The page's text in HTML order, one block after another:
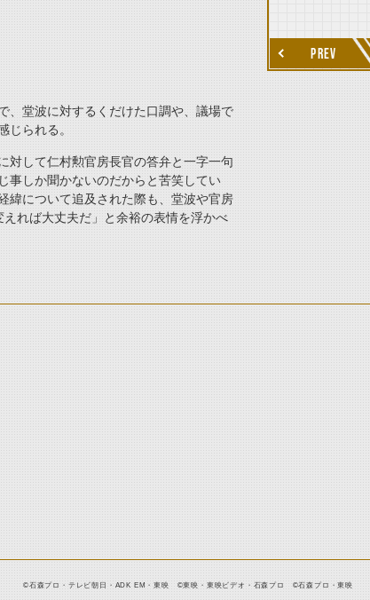
、堂波に対するくだけた口調や、議場で
じられる。
対して仁村勲官房長官の答弁と一字一句
事しか聞かないのだからと苦笑してい
緯について追及された際も、堂波や官房
れば大丈夫だ」と余裕の表情を浮かべ
PREV
©石森プロ・テレビ朝日・ADK EM・東映 ©東映・東映ビデオ・石森プロ ©石森プロ・東映